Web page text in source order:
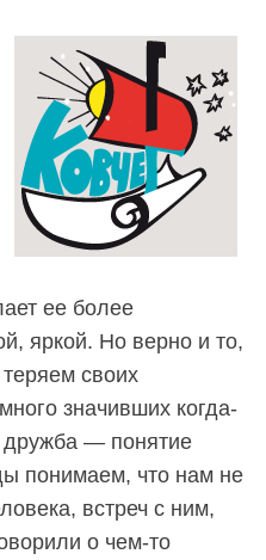
ее более
яркой. Но верно и то,
своих
значивших когда-
дружба — понятие
понимаем, что нам не
встреч с ним,
о чем-то